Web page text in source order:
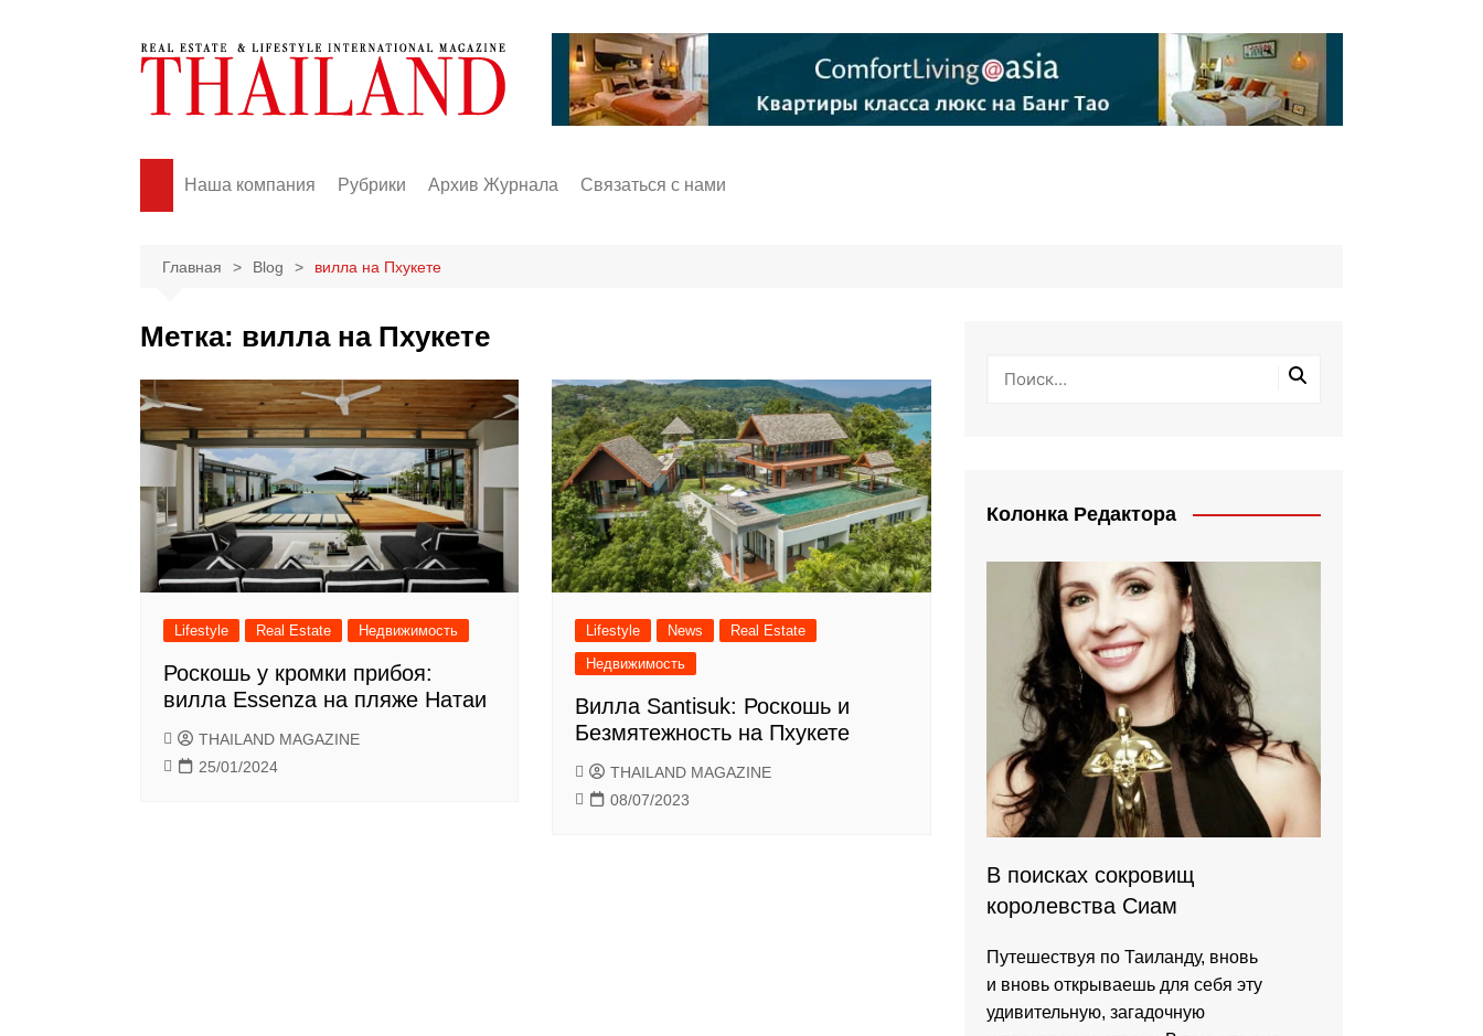
Наша компания Рубрики
Events
Business
Lifestyle
Fashion
Travel
Health
Архив Журнала Связаться с нами
Главная Blog вилла на Пхукете
Метка: вилла на Пхукете
Lifestyle Real Estate Недвижимость
Роскошь у кромки прибоя:
вилла Essenza на пляже Натаи
THAILAND MAGAZINE
25/01/2024
Lifestyle News
Real Estate
Недвижимость
Вилла Santisuk: Роскошь и
Безмятежность на Пхукете
THAILAND MAGAZINE
08/07/2023
Колонка Редактора
В поисках сокровищ
королевства Сиам
Путешествуя по Таиланду, вновь
и вновь открываешь для себя эту
удивительную, загадочную